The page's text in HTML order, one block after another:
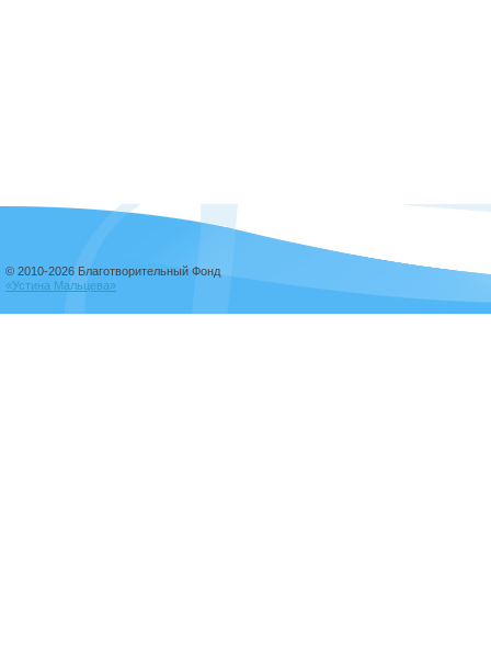
© 2010-2026 Благотворительный Фонд
«Устина Мальцева»